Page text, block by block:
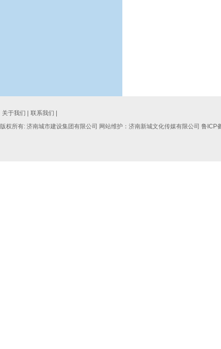
关于我们 |
联系我们 |
版权所有: 济南城市建设集团有限公司 网站维护：济南新城文化传媒有限公司 鲁ICP